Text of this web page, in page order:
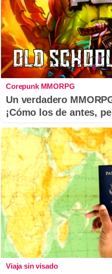
Corepunk MMORPG
Un verdadero
¡Cómo los de antes,
Viaja sin visado